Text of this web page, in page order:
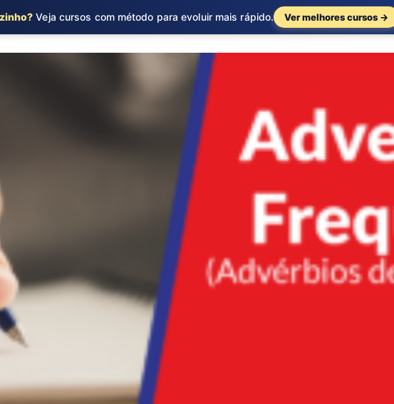
Veja cursos com método para evoluir mais rápido. Ver melhores cursos →